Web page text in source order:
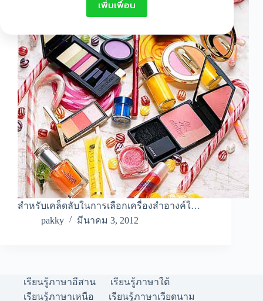
เพิ่มเพื่อน
สำหรับเคล็ดลับในการเลือกเครื่องสำอางค์ใ…
pakky
มีนาคม 3, 2012
เรียนรู้ภาษาอีสาน
เรียนรู้ภาษาใต้
เรียนรู้ภาษาเหนือ
เรียนรู้ภาษาเวียดนาม